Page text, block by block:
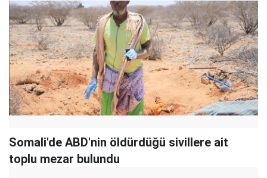
Somali'de ABD'nin öldürdüğü sivillere ait
toplu mezar bulundu